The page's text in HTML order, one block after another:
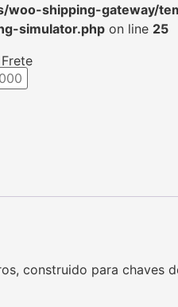
woo-shipping-gateway/
simulator.phpon line 25
construido para chaves